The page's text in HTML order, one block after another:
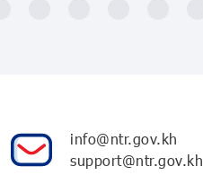
info@ntr.gov.kh
support@ntr.gov.kh